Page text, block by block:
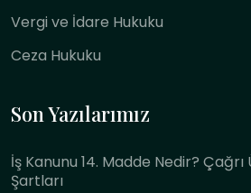
Vergi ve İdare Hukuku
Ceza Hukuku
Son Yazılarımız
İş Kanunu 14. Madde Nedir? Çağrı
Şartları